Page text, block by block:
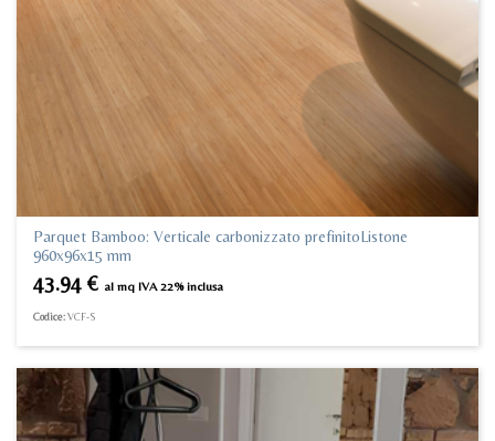
Parquet Bamboo: Verticale carbonizzato prefinitoListone
960x96x15 mm
43.94 € al mq IVA 22% inclusa
Codice:VCF-S